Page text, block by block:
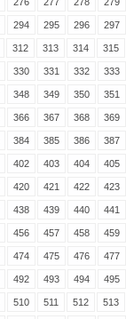
294 295 296 297
312 313 314 315
330 331 332 333
348 349 350 351
366 367 368 369
384 385 386 387
402 403 404 405
420 421 422 423
438 439 440 441
456 457 458 459
474 475 476 477
492 493 494 495
510 511 512 513